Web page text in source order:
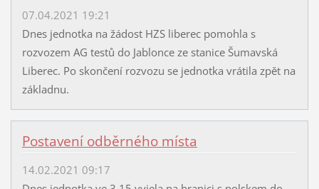
07.04.2021 19:21
Dnes jednotka na žádost HZS liberec pomohla s
rozvozem AG testů do Jablonce ze stanice Šumavská
Liberec. Po skončení rozvozu se jednotka vrátila zpět na
základnu.
Postavení odběrného místa
14.02.2021 09:17